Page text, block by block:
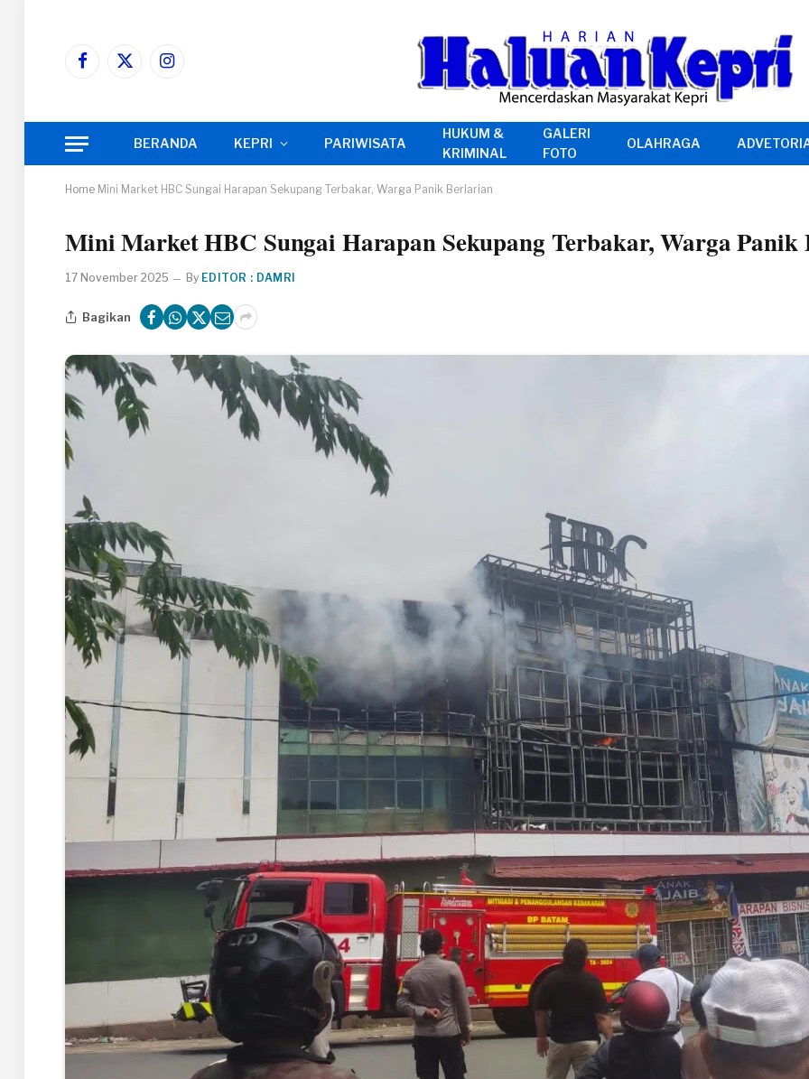
Facebook
X
Instagram
BERANDA KEPRI PARIWISATA
HUKUM &
KRIMINAL
GALERI
FOTO
OLAHRAGA
Home Mini Market HBC Sungai Harapan Sekupang Terbakar, Warga Panik Berlarian
Mini Market HBC Sungai Harapan Sekupang Terbakar, Warga
17 November 2025 By EDITOR : DAMRI
Bagikan